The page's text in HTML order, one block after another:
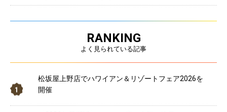
RANKING
よく見られている記事
松坂屋上野店でハワイアン＆リゾートフェア2026を
開催